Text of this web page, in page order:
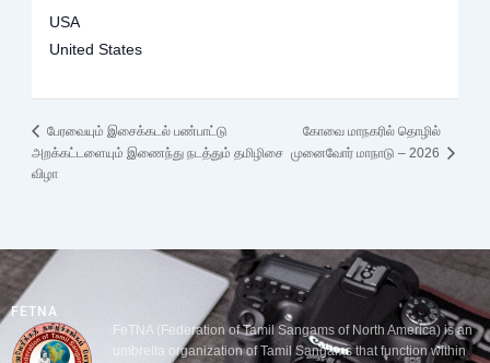
USA
United States
பேரவையும் இசைக்கடல் பண்பாட்டு
அறக்கட்டளையும் இணைந்து நடத்தும் தமிழிசை
விழா
கோவை மாநகரில் தொழில்
முனைவோர் மாநாடு – 2026
FETNA
FeTNA (Federation of Tamil Sangams of North America) is an
umbrella organization of Tamil Sangams that function within